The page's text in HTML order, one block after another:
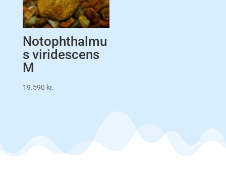
Notophthalmu
s viridescens
M
19.590 kr.